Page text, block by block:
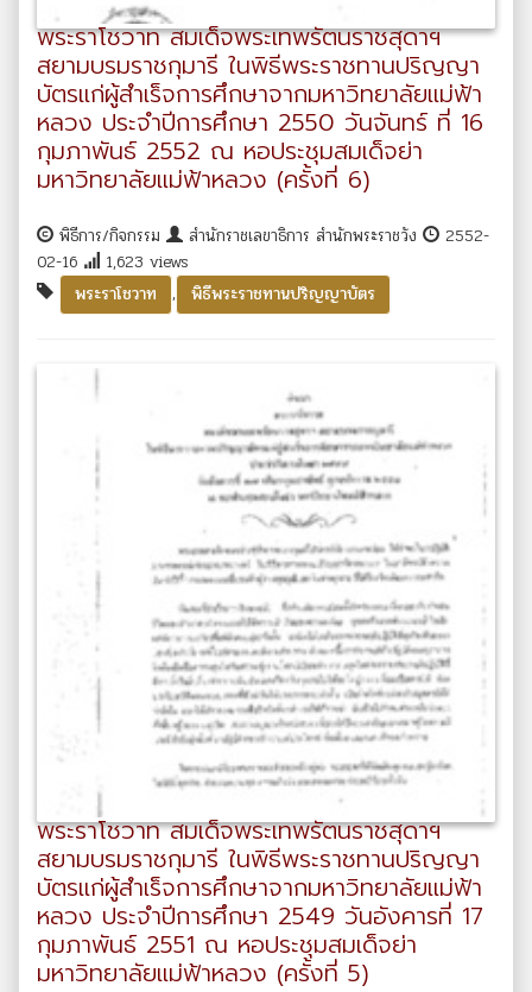
พระราโชวาท สมเด็จพระเทพรัตนราชสุดาฯ
สยามบรมราชกุมารี ในพิธีพระราชทานปริญญา
บัตรแก่ผู้สำเร็จการศึกษาจากมหาวิทยาลัยแม่ฟ้า
หลวง ประจำปีการศึกษา 2550 วันจันทร์ ที่ 16
กุมภาพันธ์ 2552 ณ หอประชุมสมเด็จย่า
มหาวิทยาลัยแม่ฟ้าหลวง (ครั้งที่ 6)
พิธีการ/กิจกรรม สำนักราชเลขาธิการ สำนักพระราชวัง
2552-
02-16
1,623 views
พระราโชวาท
, พิธีพระราชทานปริญญาบัตร
พระราโชวาท สมเด็จพระเทพรัตนราชสุดาฯ
สยามบรมราชกุมารี ในพิธีพระราชทานปริญญา
บัตรแก่ผู้สำเร็จการศึกษาจากมหาวิทยาลัยแม่ฟ้า
หลวง ประจำปีการศึกษา 2549 วันอังคารที่ 17
กุมภาพันธ์ 2551 ณ หอประชุมสมเด็จย่า
มหาวิทยาลัยแม่ฟ้าหลวง (ครั้งที่ 5)